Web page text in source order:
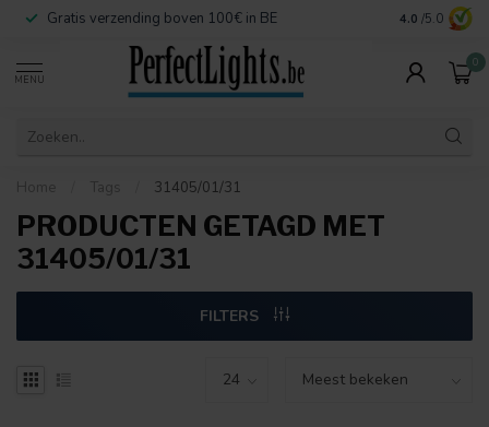
Gratis verzending boven 100€ in BE Veilige
4.0 /5.0
MENU
0
Home Tags 31405/01/31
PRODUCTEN GETAGD MET
31405/01/31
FILTERS